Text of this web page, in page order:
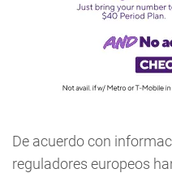
De acuerdo con
reguladores europeos